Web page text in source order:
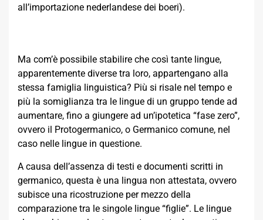
all’importazione nederlandese dei boeri).
Ma com’è possibile stabilire che così tante lingue,
apparentemente diverse tra loro, appartengano alla
stessa famiglia linguistica? Più si risale nel tempo e
più la somiglianza tra le lingue di un gruppo tende ad
aumentare, fino a giungere ad un’ipotetica “fase zero”,
ovvero il Protogermanico, o Germanico comune, nel
caso nelle lingue in questione.
A causa dell’assenza di testi e documenti scritti in
germanico, questa è una lingua non attestata, ovvero
subisce una ricostruzione per mezzo della
comparazione tra le singole lingue “figlie”. Le lingue